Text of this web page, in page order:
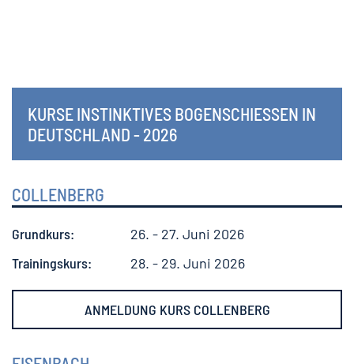
KURSE INSTINKTIVES BOGENSCHIESSEN IN
DEUTSCHLAND - 2026
COLLENBERG
Grundkurs:
26. - 27. Juni 2026
Trainingskurs:
28. - 29. Juni 2026
ANMELDUNG KURS COLLENBERG